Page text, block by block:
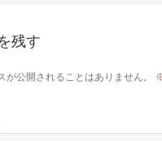
残す
が公開されることはありません。